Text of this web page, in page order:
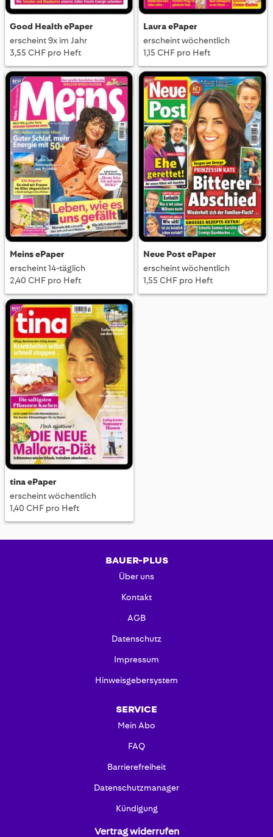
Good Health ePaper
erscheint 9x im Jahr
3,55 CHF pro Heft
Laura ePaper
erscheint wöchentlich
1,15 CHF pro Heft
Meins ePaper
erscheint 14-täglich
2,40 CHF pro Heft
Neue Post ePaper
erscheint wöchentlich
1,55 CHF pro Heft
tina ePaper
erscheint wöchentlich
1,40 CHF pro Heft
BAUER-PLUS
Über uns
Kontakt
AGB
Datenschutz
Impressum
Hinweisgebersystem
SERVICE
Mein Abo
FAQ
Barrierefreiheit
Datenschutzmanager
Kündigung
Vertrag widerrufen